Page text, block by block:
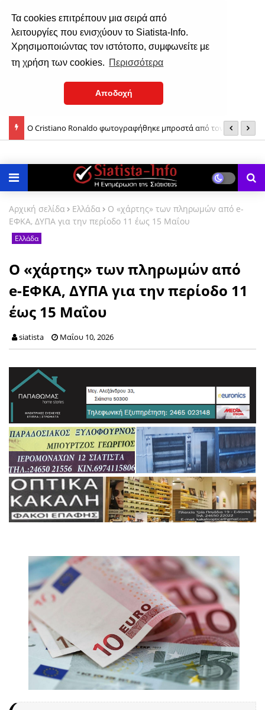
Τα cookies επιτρέπουν μια σειρά από
λειτουργίες που ενισχύουν το Siatista-Info.
Χρησιμοποιώντας τον ιστότοπο, συμφωνείτε με
τη χρήση των cookies. Περισσότερα
Αποδοχή
Ο Cristiano Ronaldo φωτογραφήθηκε μπροστά από τον στόλο
Αρχική σελίδα Ελλάδα
Ο «χάρτης» των πληρωμών από e-
ΕΦΚΑ, ΔΥΠΑ για την περίοδο 11 έως 15 Μαΐου
Ελλάδα
Ο «χάρτης» των πληρωμών από
e-ΕΦΚΑ, ΔΥΠΑ για την περίοδο 11
έως 15 Μαΐου
siatista Μαΐου 10, 2026